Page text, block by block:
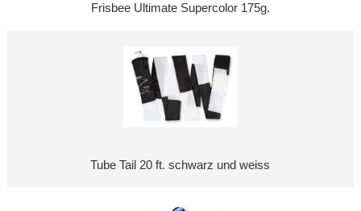
Frisbee Ultimate Supercolor 175g.
Tube Tail 20 ft. schwarz und weiss